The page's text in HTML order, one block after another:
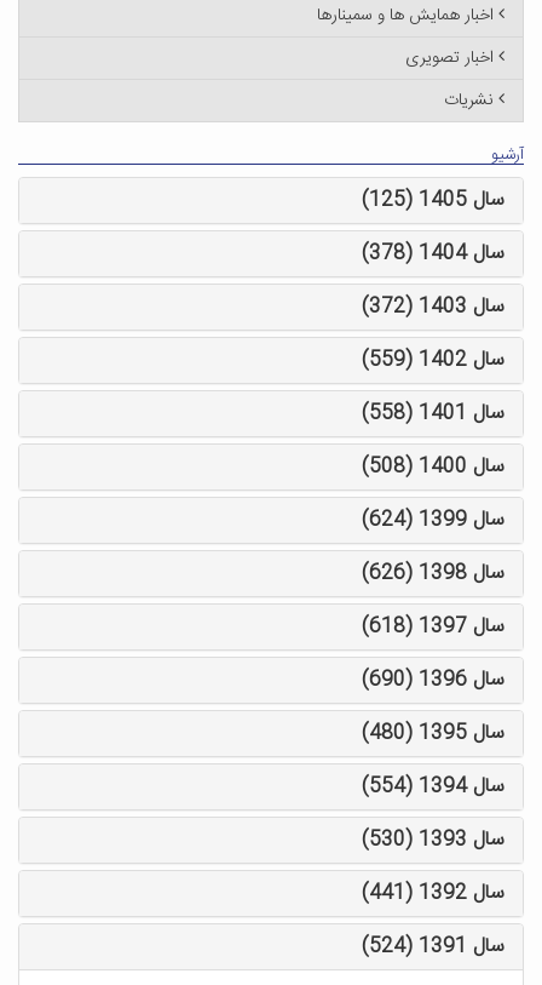
اخبار همایش ها و سمینارها
اخبار تصویری
نشریات
آرشیو
سال 1405 (125)
سال 1404 (378)
سال 1403 (372)
سال 1402 (559)
سال 1401 (558)
سال 1400 (508)
سال 1399 (624)
سال 1398 (626)
سال 1397 (618)
سال 1396 (690)
سال 1395 (480)
سال 1394 (554)
سال 1393 (530)
سال 1392 (441)
سال 1391 (524)